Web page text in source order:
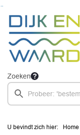
Zoeken
U bevindt zich hier: Home